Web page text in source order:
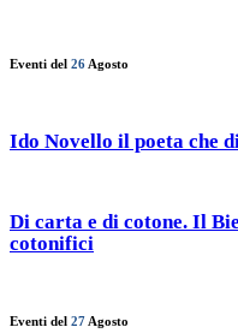
Eventi del 26 Agosto
Ido Novello il poeta che
Di carta e di cotone. Il
cotonifici
Eventi del 27 Agosto